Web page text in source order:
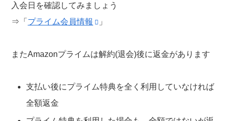
入会日を確認してみましょう
⇒「 プライム会員情報 」
またAmazonプライムは解約(退会)後に返金があります
支払い後にプライム特典を全く利用していなければ
全額返金